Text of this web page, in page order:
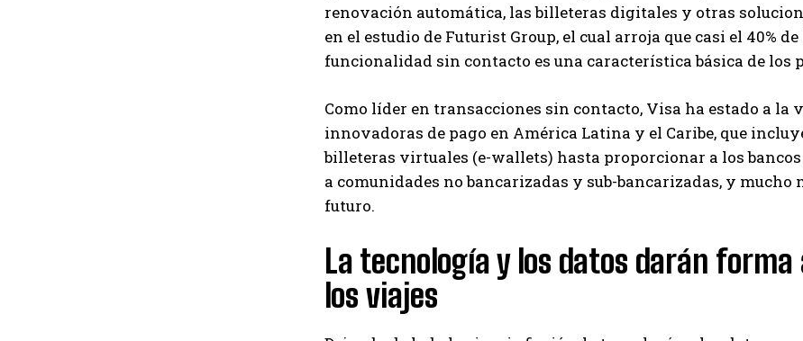
renovación automática, las billeteras digitales y otras
en el estudio de Futurist Group, el cual arroja que casi el 40%
funcionalidad sin contacto es una característica básica de los
Como líder en transacciones sin contacto, Visa ha estado a
innovadoras de pago en América Latina y el Caribe, que
billeteras virtuales (e-wallets) hasta proporcionar a los
a comunidades no bancarizadas y sub-bancarizadas, y mucho
futuro.
La tecnología y los datos darán
los viajes